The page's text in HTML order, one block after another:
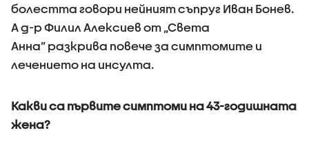
болестта говори нейният съпруг Иван Бонев.
А д-р Филил Алексиев от „Света
Анна” разкрива повече за симптомите и
лечението на инсулта.
Какви са първите симптоми на 43-годишната
жена?